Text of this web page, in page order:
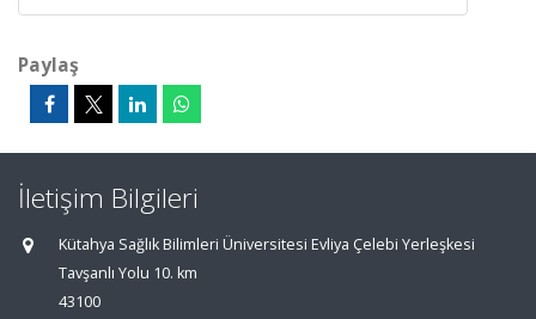
Paylaş
İletişim Bilgileri
Kütahya Sağlık Bilimleri Üniversitesi Evliya Çelebi Yerleşkesi
Tavşanlı Yolu 10. km
43100